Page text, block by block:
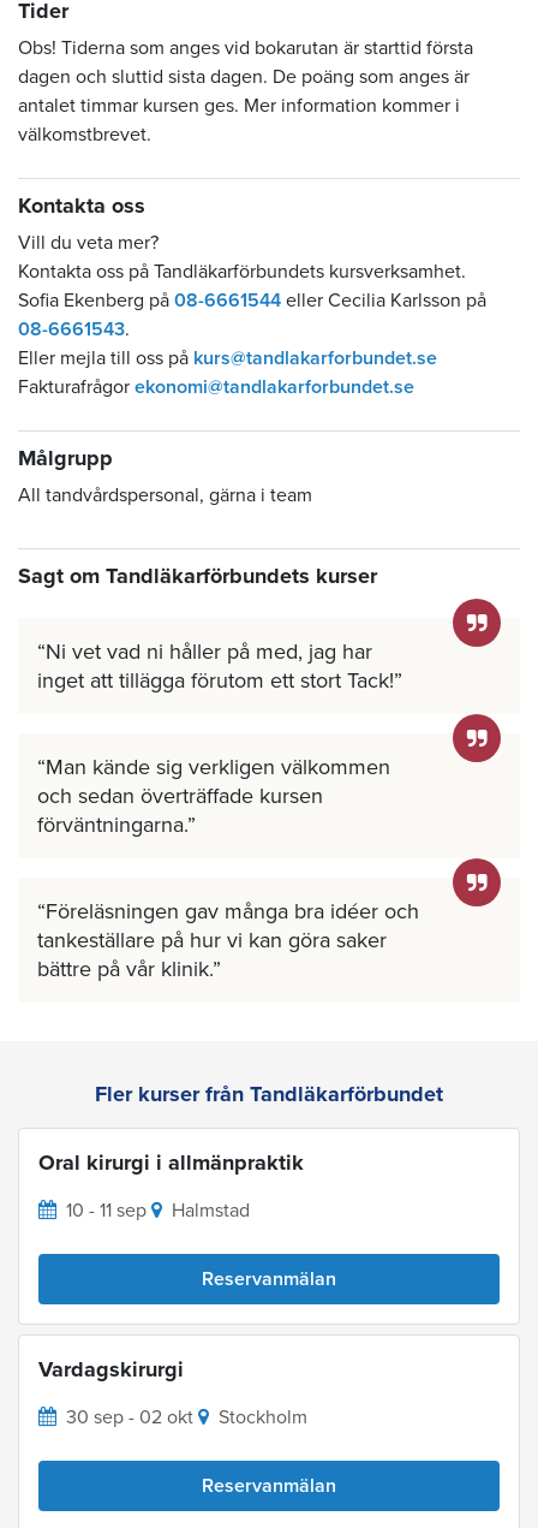
Tider
Obs! Tiderna som anges vid bokarutan är starttid första
dagen och sluttid sista dagen. De poäng som anges är
antalet timmar kursen ges. Mer information kommer i
välkomstbrevet.
Kontakta oss
Vill du veta mer?
Kontakta oss på Tandläkarförbundets kursverksamhet.
Sofia Ekenberg på 08-6661544 eller Cecilia Karlsson på
08-6661543.
Eller mejla till oss på kurs@tandlakarforbundet.se
Fakturafrågor ekonomi@tandlakarforbundet.se
Målgrupp
All tandvårdspersonal, gärna i team
Sagt om Tandläkarförbundets kurser
Ni vet vad ni håller på med, jag har
inget att tillägga förutom ett stort Tack!
Man kände sig verkligen välkommen
och sedan överträffade kursen
förväntningarna.
Föreläsningen gav många bra idéer och
tankeställare på hur vi kan göra saker
bättre på vår klinik.
Fler kurser från Tandläkarförbundet
Oral kirurgi i allmänpraktik
10 - 11 sep Halmstad
Reservanmälan
Vardagskirurgi
30 sep - 02 okt Stockholm
Reservanmälan